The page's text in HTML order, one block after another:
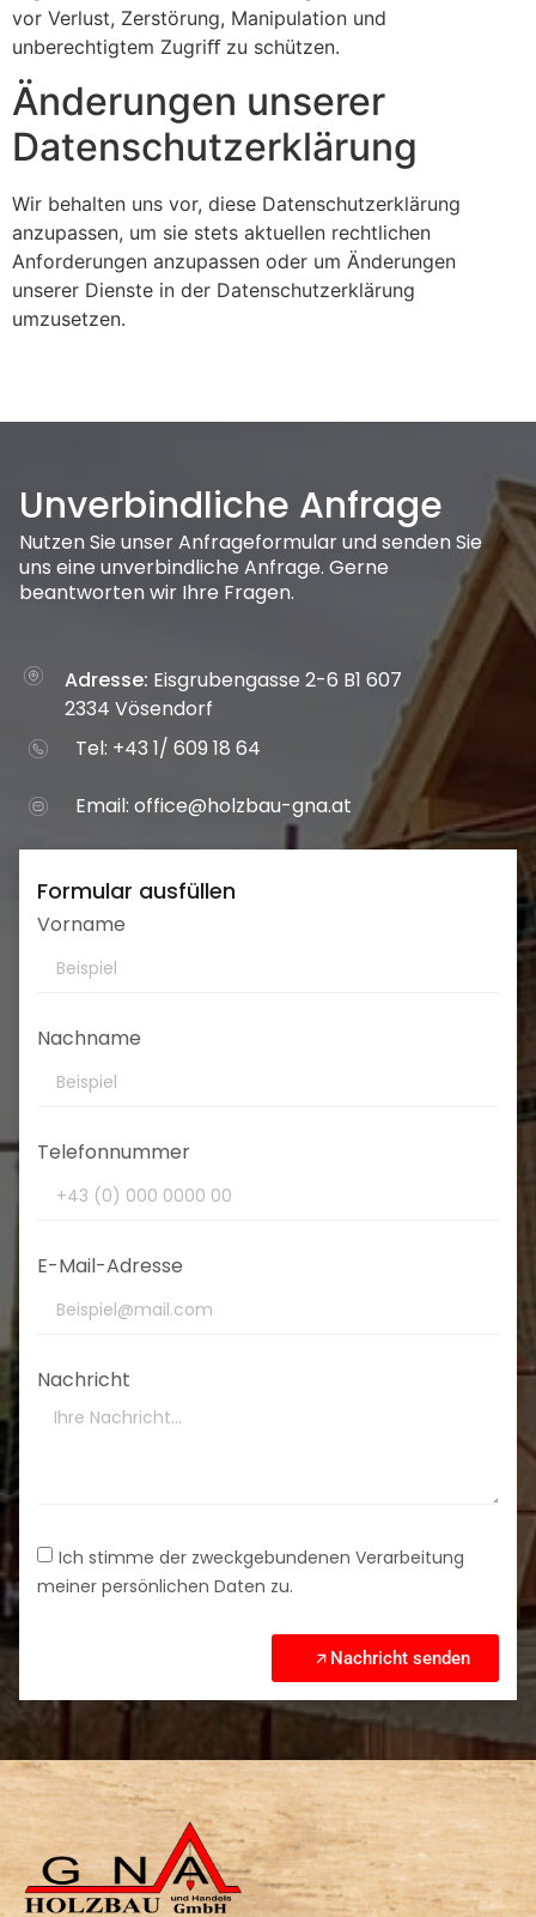
vor Verlust, Zerstörung, Manipulation und
unberechtigtem Zugriﬀ zu schützen.
Änderungen unserer
Datenschutzerklärung
Wir behalten uns vor, diese Datenschutzerklärung
anzupassen, um sie stets aktuellen rechtlichen
Anforderungen anzupassen oder um Änderungen
unserer Dienste in der Datenschutzerklärung
umzusetzen.
Unverbindliche Anfrage
Nutzen Sie unser Anfrageformular und senden Sie
uns eine unverbindliche Anfrage. Gerne
beantworten wir Ihre Fragen.
Adresse: Eisgrubengasse 2-6 B1 607
2334 Vösendorf
Tel: +43 1/ 609 18 64
Email: office@holzbau-gna.at
Formular ausfüllen
Vorname
Nachname
Telefonnummer
E-Mail-Adresse
Nachricht
Ich stimme der zweckgebundenen Verarbeitung
meiner persönlichen Daten zu.
Nachricht senden